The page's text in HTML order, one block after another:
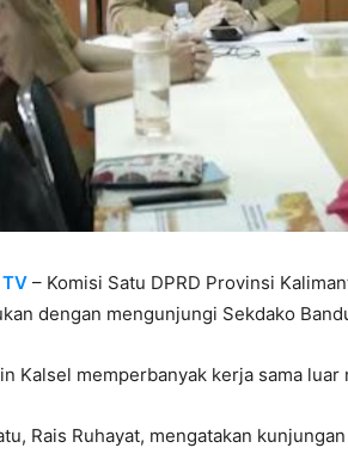
– Komisi Satu DPRD Provinsi
dengan mengunjungi Sekdako
Kalsel memperbanyak kerja sama
Rais Ruhayat, mengatakan